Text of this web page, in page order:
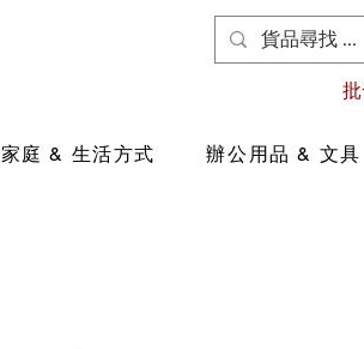
家庭 & 生活方式 辦公用品 & 文具